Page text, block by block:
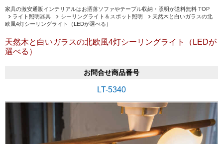
家具の激安通販インテリアルはお洒落ソファやテーブル収納・照明が送料無料 TOP
ライト照明器具
シーリングライト＆スポット照明
天然木と白いガラスの北
欧風4灯シーリングライト（LEDが選べる）
天然木と白いガラスの北欧風4灯シーリングライト（LEDが
選べる）
お問合せ商品番号
LT-5340